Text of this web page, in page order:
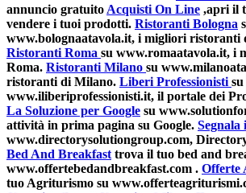
annuncio gratuito Acquisti On Line ,apri il
vendere i tuoi prodotti. Ristoranti Bologna
www.bolognaatavola.it, i migliori ristoranti
Ristoranti Roma su www.romaatavola.it, i
Roma. Ristoranti Milano su
ristoranti di Milano. Liberi Professionisti su
www.iliberiprofessionisti.it, il portale dei
La Soluzione per Google su
attività in prima pagina su Google. Segnala
www.directorysolutiongroup.com,
Bed And Breakfast trova il tuo bed and
www.offertebedandbreakfast.com . Offerte
tuo Agriturismo su